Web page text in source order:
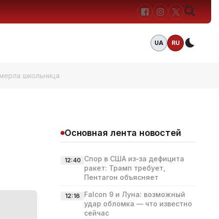
UA RU
школьница
Основная лента новостей
12:40 Спор в США из‑за дефицита
ракет: Трамп требует,
Пентагон объясняет
12:16
Falcon 9 и Луна: возможный
удар обломка — что известно
сейчас